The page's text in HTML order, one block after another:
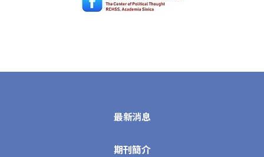
最新消息
期刊簡介